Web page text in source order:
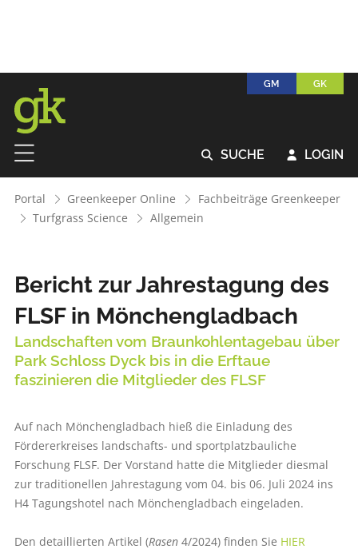
GM GK
 SUCHE  LOGIN
Portal Greenkeeper Online
Fachbeiträge Greenkeeper
Turfgrass Science
Allgemein
Bericht zur Jahrestagung des
FLSF in Mönchengladbach
Landschaften vom Braunkohlentagebau über
Park Schloss Dyck bis in die Erftaue
faszinieren die Mitglieder des FLSF
Auf nach Mönchengladbach hieß die Einladung des
Fördererkreises landschafts- und sportplatzbauliche
Forschung FLSF. Der Vorstand hatte die Mitglieder diesmal
zur traditionellen Jahrestagung vom 04. bis 06. Juli 2024 ins
H4 Tagungshotel nach Mönchengladbach eingeladen.
Den detaillierten Artikel (Rasen4/2024) finden Sie HIER